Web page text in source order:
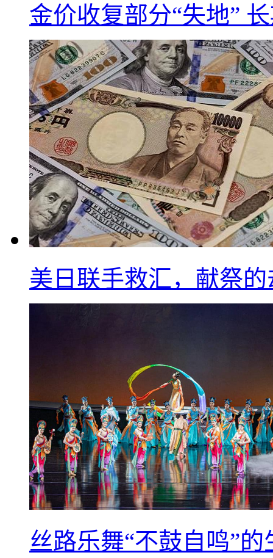
金价收复部分“失地”
美日联手救汇，献祭
丝路乐舞“不鼓自鸣”